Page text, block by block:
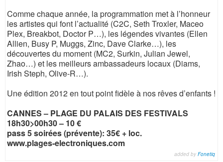
Comme chaque année, la programmation met à l’honneur
les artistes qui font l’actualité (C2C, Seth Troxler, Maceo
Plex, Breakbot, Doctor P…), les légendes vivantes (Ellen
Allien, Busy P, Muggs, Zinc, Dave Clarke…), les
découvertes du moment (MC2, Surkin, Julian Jewel,
Zhao…) et les meilleurs ambassadeurs locaux (Diams,
Irish Steph, Olive-R…).
Une édition 2012 en tout point fidèle à nos rêves d’enfants !
CANNES – PLAGE DU PALAIS DES FESTIVALS
18h30>00h30 – 10 €
pass 5 soirées (prévente): 35€ + loc.
www.plages-electroniques.com
added by Fonetiq